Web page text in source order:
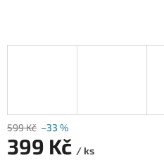
599 Kč –33 %
399 Kč / ks